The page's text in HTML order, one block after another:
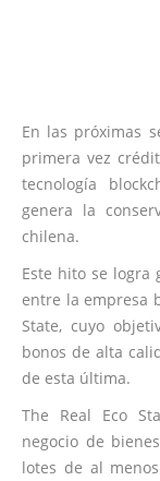
En las próximas
primera vez
tecnología
genera la
chilena.
Este hito se logra
entre la empresa
State, cuyo
bonos de alta
de esta última.
The Real Eco
negocio de
lotes de al